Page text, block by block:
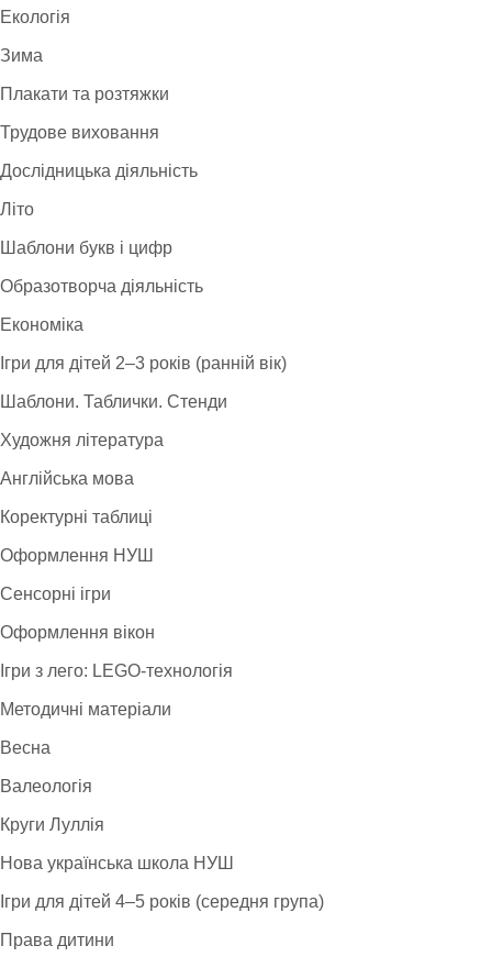
Екологія
Зима
Плакати та розтяжки
Трудове виховання
Дослідницька діяльність
Літо
Шаблони букв і цифр
Образотворча діяльність
Економіка
Ігри для дітей 2–3 років (ранній вік)
Шаблони. Таблички. Стенди
Художня література
Англійська мова
Коректурні таблиці
Оформлення НУШ
Сенсорні ігри
Оформлення вікон
Ігри з лего: LEGO-технологія
Методичні матеріали
Весна
Валеологія
Круги Луллія
Нова українська школа НУШ
Ігри для дітей 4–5 років (середня група)
Права дитини